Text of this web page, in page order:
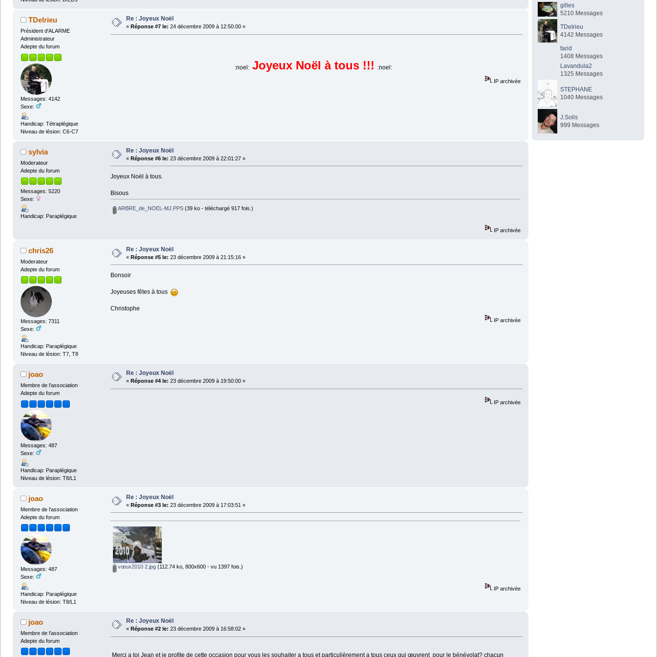
TDelrieu
Président d'ALARME
Administrateur
Adepte du forum
Messages: 4142
Sexe:
Handicap: Tétraplégique
Niveau de lésion: C6-C7
Re : Joyeux Noël
« Réponse #7 le: 24 décembre 2009 à 12:50:00 »
:noel: Joyeux Noël à tous !!! :noel:
IP archivée
sylvia
Moderateur
Adepte du forum
Messages: 5220
Sexe:
Handicap: Paraplégique
Re : Joyeux Noël
« Réponse #6 le: 23 décembre 2009 à 22:01:27 »
Joyeux Noël à tous.
Bisous
ARBRE_de_NOEL-MJ.PPS(39 ko - téléchargé 917 fois.)
IP archivée
chris26
Moderateur
Adepte du forum
Messages: 7311
Sexe:
Handicap: Paraplégique
Niveau de lésion: T7, T8
Re : Joyeux Noël
« Réponse #5 le: 23 décembre 2009 à 21:15:16 »
Bonsoir
Joyeuses fêtes à tous
Christophe
IP archivée
joao
Membre de l'association
Adepte du forum
Messages: 487
Sexe:
Handicap: Paraplégique
Niveau de lésion: T8/L1
Re : Joyeux Noël
« Réponse #4 le: 23 décembre 2009 à 19:50:00 »
IP archivée
joao
Membre de l'association
Adepte du forum
Messages: 487
Sexe:
Handicap: Paraplégique
Niveau de lésion: T8/L1
Re : Joyeux Noël
« Réponse #3 le: 23 décembre 2009 à 17:03:51 »
vœux2010 2.jpg(112.74 ko, 800x600 - vu 1397 fois.)
IP archivée
joao
Membre de l'association
Adepte du forum
Re : Joyeux Noël
« Réponse #2 le: 23 décembre 2009 à 16:58:02 »
Merci a toi Jean et je profite de cette occasion pour vous les souhaiter a tous et particulièrement a tous ceux qui œuvrent pour le bénévolat? chacun
gilles
5210 Messages
TDelrieu
4142 Messages
farid
1408 Messages
Lavandula2
1325 Messages
STEPHANE
1040 Messages
J.Solis
999 Messages